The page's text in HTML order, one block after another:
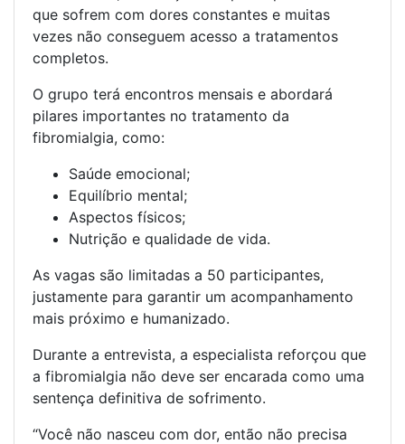
que sofrem com dores constantes e muitas
vezes não conseguem acesso a tratamentos
completos.
O grupo terá encontros mensais e abordará
pilares importantes no tratamento da
fibromialgia, como:
Saúde emocional;
Equilíbrio mental;
Aspectos físicos;
Nutrição e qualidade de vida.
As vagas são limitadas a 50 participantes,
justamente para garantir um acompanhamento
mais próximo e humanizado.
Durante a entrevista, a especialista reforçou que
a fibromialgia não deve ser encarada como uma
sentença definitiva de sofrimento.
“Você não nasceu com dor, então não precisa